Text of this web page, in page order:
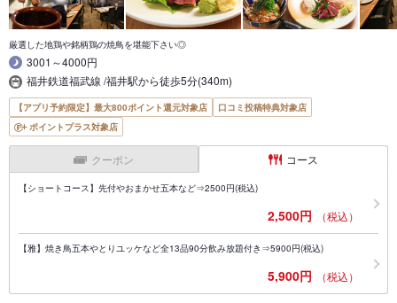
厳選した地鶏や銘柄鶏の焼鳥を堪能下さい◎
3001～4000円
福井鉄道福武線 /福井駅から徒歩5分(340m)
【アプリ予約限定】最大800ポイント還元対象店
口コミ投稿特典対象店
ポイントプラス対象店
クーポン コース
【ショートコース】先付やおまかせ五本など⇒2500円(税込)
2,500円 （税込）
【雅】焼き鳥五本やとりユッケなど全13品90分飲み放題付き⇒5900円(税込)
5,900円 （税込）